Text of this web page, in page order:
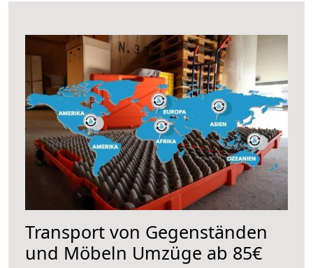
Transport von Gegenständen
und Möbeln Umzüge ab 85€